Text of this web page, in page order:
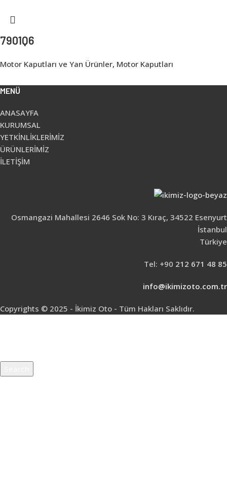
7901Q6
Motor Kaputları ve Yan Ürünler, Motor Kaputları
MENÜ
ANASAYFA
KURUMSAL
YETKİNLİKLERİMİZ
ÜRÜNLERİMİZ
İLETİŞİM
Osmangazi Mahallesi 2646 Sok No: 3 Kıraç, 34522 Esenyurt
İstanbul
Türkiye
Tel: +90 212 671 48 85
info@ikimizoto.com.tr
Copyrights © 2025 - İkimiz Oto - Tüm Hakları Saklıdır.